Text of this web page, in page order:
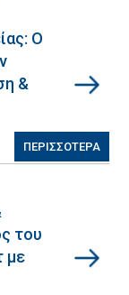
Ο
&
ΠΕΡΙΣΣΟΤΕΡΑ
του
με